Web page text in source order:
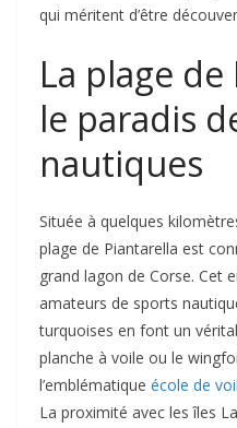
qui méritent d’être
La plage
le paradis
nautiques
Située à quelques
plage de Piantarella est
grand lagon de Corse. Cet
amateurs de sports
turquoises en font un
planche à voile ou le
l’emblématique école de
La proximité avec les îles